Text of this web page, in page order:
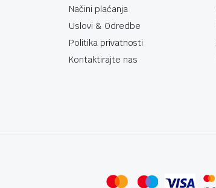
Načini plaćanja
Uslovi & Odredbe
Politika privatnosti
Kontaktirajte nas